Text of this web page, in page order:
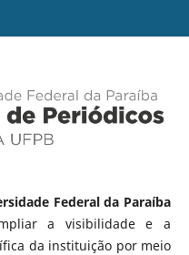
Federal da Paraíba
a visibilidade e a
da instituição por meio